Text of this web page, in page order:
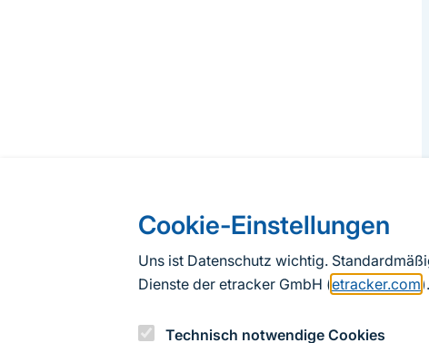
Cookie-Einstellungen
Uns ist Datenschutz wichtig.
Dienste der etracker GmbH (etracker.com
Technisch notwendige Cookies